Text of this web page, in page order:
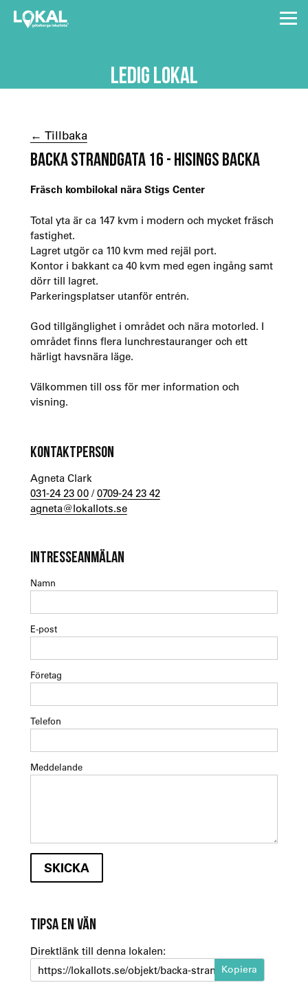
LEDIG LOKAL
← Tillbaka
BACKA STRANDGATA 16 - HISINGS BACKA
Fräsch kombilokal nära Stigs Center
Total yta är ca 147 kvm i modern och mycket fräsch
fastighet.
Lagret utgör ca 110 kvm med rejäl port.
Kontor i bakkant ca 40 kvm med egen ingång samt
dörr till lagret.
Parkeringsplatser utanför entrén.
God tillgänglighet i området och nära motorled. I
området finns flera lunchrestauranger och ett
härligt havsnära läge.
Välkommen till oss för mer information och
visning.
KONTAKTPERSON
Agneta Clark
031-24 23 00/0709-24 23 42
agneta@lokallots.se
INTRESSEANMÄLAN
Namn
E-post
Företag
Telefon
Meddelande
TIPSA EN VÄN
Direktlänk till denna lokalen:
https://lokallots.se/objekt/backa-strandgata-15